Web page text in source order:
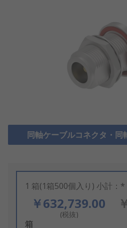
同軸ケーブルコネクタ・同
1 箱(1箱500個入り) 小計：*
￥632,739.00
(税抜)
Add
箱